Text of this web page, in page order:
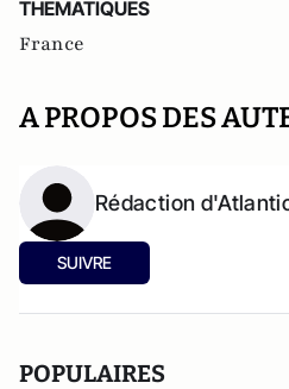
THEMATIQUES
France
A PROPOS DES
Rédaction
SUIVRE
POPULAIRES